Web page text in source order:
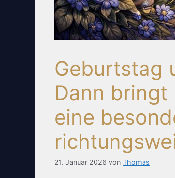
Geburtstag
Dann bringt
eine
21. Januar 2026 von Thomas